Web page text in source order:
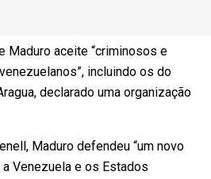
Maduro aceite “criminosos e
incluindo os do
declarado uma organização
Maduro defendeu “um novo
Venezuela e os Estados